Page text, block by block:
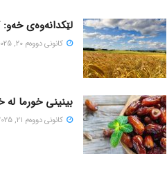
لێکدانەوەی خەو:
كانونی دووه‌م 20, 2025
بینینی خورما لە
كانونی دووه‌م 21, 2025